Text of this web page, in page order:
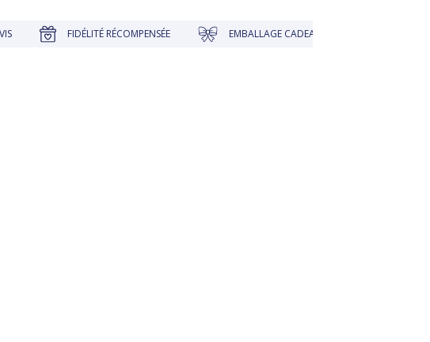
FIDÉLITÉ RÉCOMPENSÉE EMBALLAGE CADEAU À PRIX DOUX